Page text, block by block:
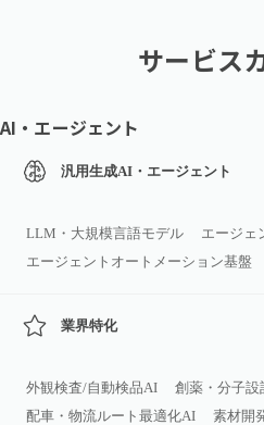
サービス
AI・エージェント
汎用生成AI・エージェント
LLM・大規模言語モデル
エージェ
エージェントオートメーション基盤
業界特化
外観検査/自動検品AI
創薬・分子設
配車・物流ルート最適化AI
素材開